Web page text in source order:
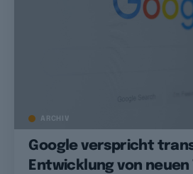
ARCHIV
Google verspricht
Entwicklung von